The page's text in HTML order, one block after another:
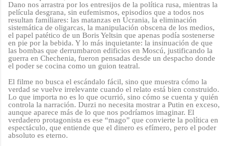
Dano nos arrastra por los entresijos de la política rusa, mientras la
película desgrana, sin eufemismos, episodios que a todos nos
resultan familiares: las matanzas en Ucrania, la eliminación
sistemática de oligarcas, la manipulación obscena de los medios,
el papel patético de un Boris Yeltsin que apenas podía sostenerse
en pie por la bebida. Y lo más inquietante: la insinuación de que
las bombas que derrumbaron edificios en Moscú, justificando la
guerra en Chechenia, fueron pensadas desde un despacho donde
el poder se cocina como un guion teatral.
El filme no busca el escándalo fácil, sino que muestra cómo la
verdad se vuelve irrelevante cuando el relato está bien construido.
Lo que importa no es lo que ocurrió, sino cómo se cuenta y quién
controla la narración. Durzi no necesita mostrar a Putin en exceso,
aunque aparece más de lo que nos podríamos imaginar. El
verdadero protagonista es ese “mago” que convierte la política en
espectáculo, que entiende que el dinero es efímero, pero el poder
absoluto es eterno.